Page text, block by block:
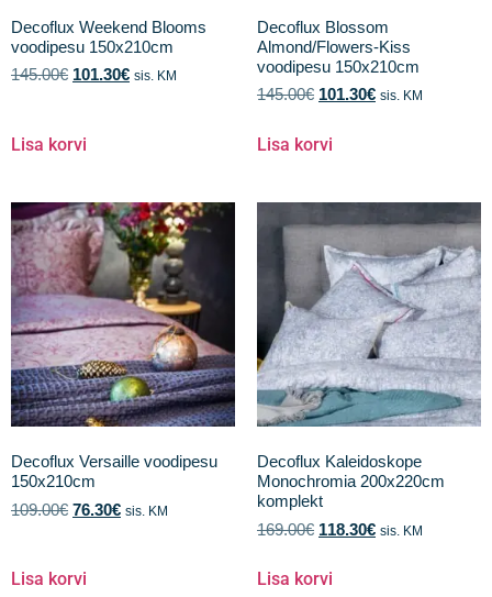
Decoflux Weekend Blooms
voodipesu 150x210cm
145.00€ 101.30€ sis. KM
Lisa korvi
Decoflux Blossom
Almond/Flowers-Kiss
voodipesu 150x210cm
145.00€ 101.30€ sis. KM
Lisa korvi
Decoflux Versaille voodipesu
150x210cm
109.00€ 76.30€ sis. KM
Lisa korvi
Decoflux Kaleidoskope
Monochromia 200x220cm
komplekt
169.00€ 118.30€ sis. KM
Lisa korvi